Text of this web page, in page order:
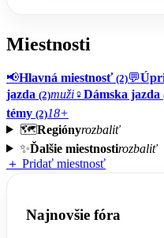
Miestnosti
📢Hlavná miestnosť (2)💬
jazda (2)muži♀️Dámska jazda
témy (2)18+
🗺️Regiónyrozbaliť
✨Ďalšie miestnostirozbaliť
＋ Pridať miestnosť
Najnovšie fóra